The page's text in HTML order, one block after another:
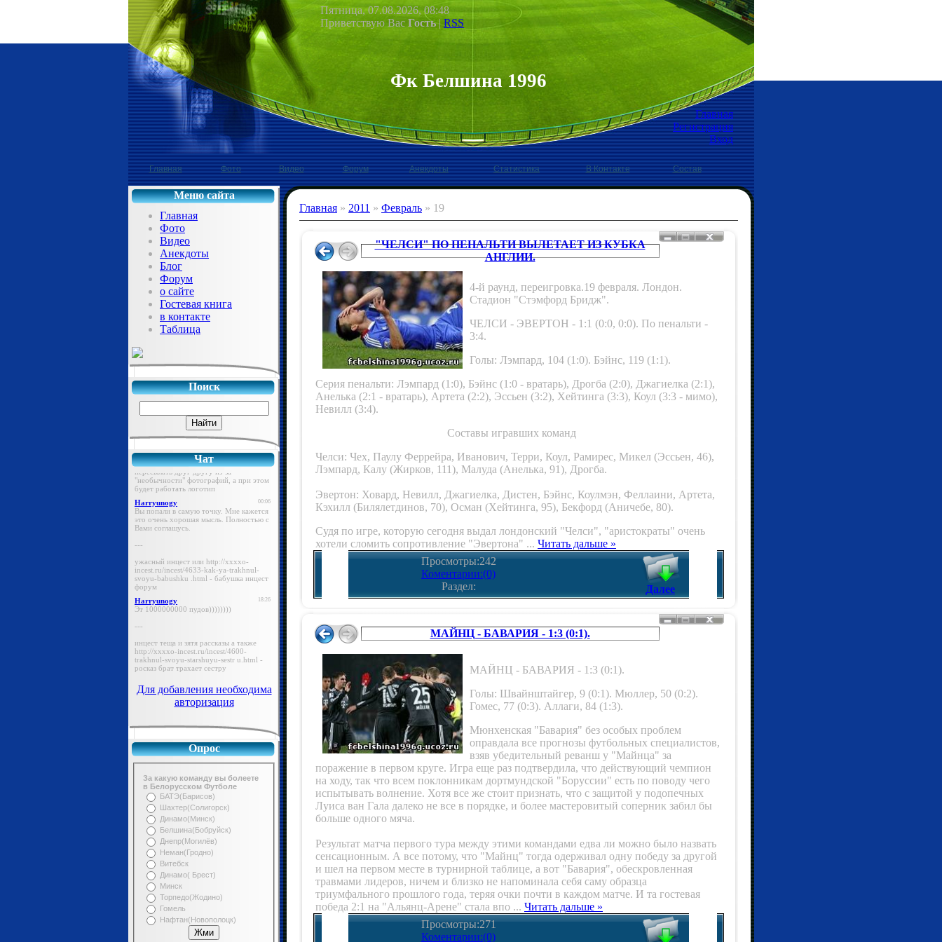
Пятница, 07.08.2026, 08:48
Приветствую Вас Гость|RSS
Фк Белшина 1996
Главная
Регистрация
Вход
Главная Фото Видео Форум Анекдоты Статистика В Контакте Состав
Меню сайта
Главная
Фото
Видео
Анекдоты
Блог
Форум
о сайте
Гостевая книга
в контакте
Таблица
Поиск
Чат
Для добавления необходима
авторизация
Опрос
За какую команду вы болеете
в Белорусском Футболе
БАТЭ(Барисов)
Шахтер(Солигорск)
Динамо(Минск)
Белшина(Бобруйск)
Днепр(Могилёв)
Неман(Гродно)
Витебск
Динамо( Брест)
Минск
Торпедо(Жодино)
Гомель
Нафтан(Новополоцк)
Главная » 2011 » Февраль » 19
"ЧЕЛСИ" ПО ПЕНАЛЬТИ ВЫЛЕТАЕТ ИЗ КУБКА
АНГЛИИ.
4-й раунд, переигровка.19 февраля. Лондон.
Стадион "Стэмфорд Бридж".
ЧЕЛСИ - ЭВЕРТОН - 1:1 (0:0, 0:0). По пенальти -
3:4.
Голы: Лэмпард, 104 (1:0). Бэйнс, 119 (1:1).
Серия пенальти: Лэмпард (1:0), Бэйнс (1:0 - вратарь), Дрогба (2:0), Джагиелка (2:1),
Анелька (2:1 - вратарь), Артета (2:2), Эссьен (3:2), Хейтинга (3:3), Коул (3:3 - мимо),
Невилл (3:4).
Составы игравших команд
Челси: Чех, Паулу Феррейра, Иванович, Терри, Коул, Рамирес, Микел (Эссьен, 46),
Лэмпард, Калу (Жирков, 111), Малуда (Анелька, 91), Дрогба.
Эвертон: Ховард, Невилл, Джагиелка, Дистен, Бэйнс, Коулмэн, Феллаини, Артета,
Кэхилл (Билялетдинов, 70), Осман (Хейтинга, 95), Бекфорд (Аничебе, 80).
Судя по игре, которую сегодня выдал лондонский "Челси", "аристократы" очень
хотели сломить сопротивление "Эвертона" ... Читать дальше »
Просмотры:242
Коментарии:(0)
Раздел:
Далее
МАЙНЦ - БАВАРИЯ - 1:3 (0:1).
МАЙНЦ - БАВАРИЯ - 1:3 (0:1).
Голы: Швайнштайгер, 9 (0:1). Мюллер, 50 (0:2).
Гомес, 77 (0:3). Аллаги, 84 (1:3).
Мюнхенская "Бавария" без особых проблем
оправдала все прогнозы футбольных специалистов,
взяв убедительный реванш у "Майнца" за
поражение в первом круге. Игра еще раз подтвердила, что действующий чемпион
на ходу, так что всем поклонникам дортмундской "Боруссии" есть по поводу чего
испытывать волнение. Хотя все же стоит признать, что с защитой у подопечных
Луиса ван Гала далеко не все в порядке, и более мастеровитый соперник забил бы
больше одного мяча.
Результат матча первого тура между этими командами едва ли можно было назвать
сенсационным. А все потому, что "Майнц" тогда одерживал одну победу за другой
и шел на первом месте в турнирной таблице, а вот "Бавария", обескровленная
травмами лидеров, ничем и близко не напоминала себя саму образца
триумфального прошлого года, теряя очки почти в каждом матче. И та гостевая
победа 2:1 на "Альянц-Арене" стала впо ... Читать дальше »
Просмотры:271
Коментарии:(0)